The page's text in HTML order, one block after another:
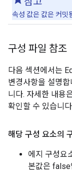
속성 값은 값은 커밋
구성 파일 참조
다음 섹션에서는
변경사항을 설명
니다. 자세한 내용
확인할 수 있습니다
해당 구성 요소의
에지 구성요
본값은 false